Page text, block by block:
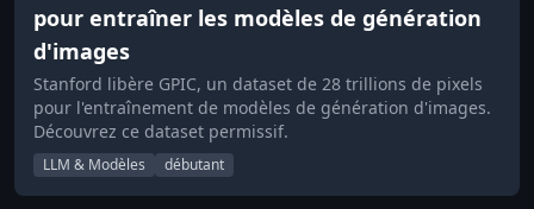
pour entraîner les modèles de génération
d'images
Stanford libère GPIC, un dataset de 28 trillions de pixels
pour l'entraînement de modèles de génération d'images.
Découvrez ce dataset permissif.
LLM & Modèles débutant